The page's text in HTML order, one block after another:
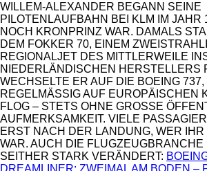
WILLEM-ALEXANDER BEGANN SEINE
PILOTENLAUFBAHN BEI KLM IM JAHR
NOCH KRONPRINZ WAR. DAMALS
DEM FOKKER 70, EINEM
REGIONALJET DES MITTLERWEILE
NIEDERLÄNDISCHEN HERSTELLERS
WECHSELTE ER AUF DIE BOEING
REGELMÄSSIG AUF EUROPÄISCHEN
LOG – STETS OHNE GROSSE
FMERKSAMKEIT. VIELE PASSAGIERE
ST NACH DER LANDUNG, WER IHR
R. AUCH DIE FLUGZEUGBRANCHE
ITHER STARK VERÄNDERT: